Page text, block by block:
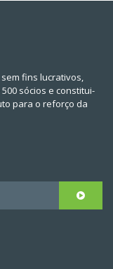
fins lucrativos,
sócios e constitui-
para o reforço da